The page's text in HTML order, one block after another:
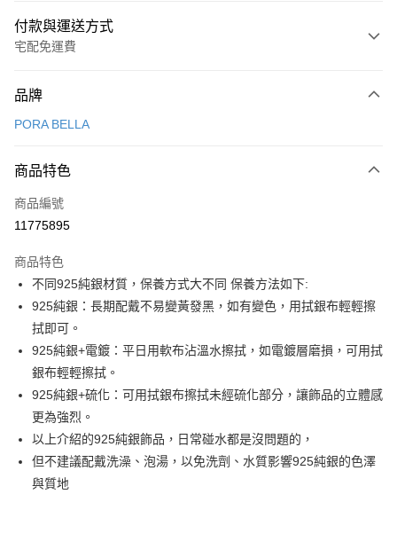
付款與運送方式
宅配免運費
信用卡一次付款
Apple Pay
街口支付
Google Pay
全盈+PAY
大哥付你分期
相關說明
【大哥付你分期使用說明】
1.本服務由台灣大哥大提供，台灣大哥大用戶可立即使用無須另外申請。
2.付款方式選擇「大哥付你分期」，訂單成立後會自動跳轉到大哥付的交易
流程，驗證手機門號後，選擇欲分期的期數、繳款截止日，確認付款後即完
成交易。
3.實際核准額度、可分期數及費用金額請依後續交易確認頁面所載為準。
消。如遇「轉專審核」未通過狀況，表示未達大哥付你分期系統評分，恕無
AFTEE先享後付
相關說明
【關於「AFTEE先享後付」】
AFTEE先享後付是「在收到商品之後才付款」的支付方式。 讓您購物簡單
便利好安心！
１．簡單：不需註冊會員、不需綁卡、不需儲值。
ATM付款
運送方式
品牌
PORA BELLA
商品特色
商品編號
11775895
商品特色
不同925純銀材質，保養方式大不同 保養方法如下:
925純銀：長期配戴不易變黃發黑，如有變色，用拭銀布輕輕擦
拭即可。
925純銀+電鍍：平日用軟布沾溫水擦拭，如電鍍層磨損，可用拭
銀布輕輕擦拭。
925純銀+硫化：可用拭銀布擦拭未經硫化部分，讓飾品的立體感
更為強烈。
以上介紹的925純銀飾品，日常碰水都是沒問題的，
但不建議配戴洗澡、泡湯，以免洗劑、水質影響925純銀的色澤
與質地